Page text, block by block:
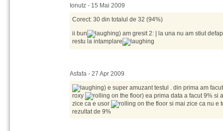
Ionutz - 15 Mai 2009
Corect: 30 din totalul de 32 (94%)
ii bun
) am gresit 2: | la una nu am stiut
restu la intamplare
Asfafa - 27 Apr 2009
) e super amuzant testul . din prima am
roxy
) ea prima data a facut 9% si
zice ca e usor
si mai zice ca nu e
rezultat de 9%